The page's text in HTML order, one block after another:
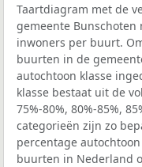
Taartdiagram met de
gemeente
inwoners per buurt.
buurten in de
autochtoon klasse
klasse bestaat uit de
75%-80%, 80%-85%,
categorieën zijn zo
percentage
buurten in Nederland